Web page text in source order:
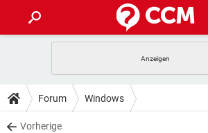
ANDROID
WINDOWS 10
TIPPS & TRICKS
SPIELE
DOWNLOADS
Forum Windows
Vorherige